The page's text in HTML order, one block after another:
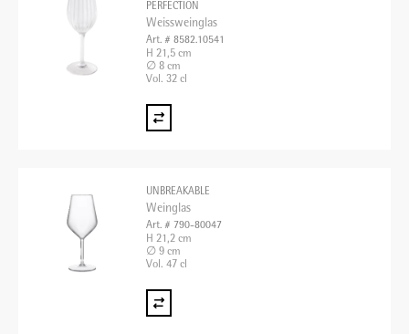
PERFECTION
Weissweinglas
Art. # 8582.10541
H 21,5 cm
∅ 8 cm
Vol. 32 cl
UNBREAKABLE
Weinglas
Art. # 790-80047
H 21,2 cm
∅ 9 cm
Vol. 47 cl